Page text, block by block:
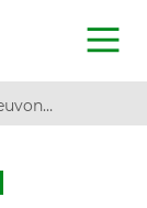
MENU
Maksuton lakineuvonta vastaa pk-yritysten juridiikan janoon – Idea palveluun syntyi sparrauksissa